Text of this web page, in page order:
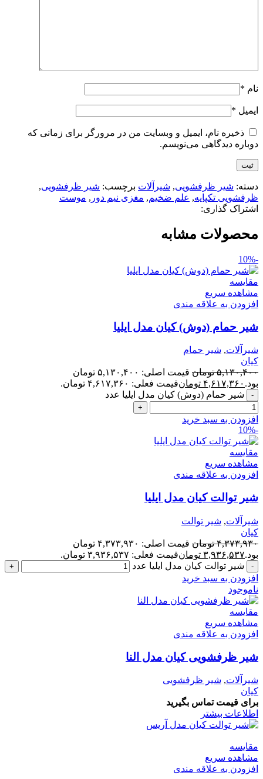
نام *
ایمیل *
ذخیره نام، ایمیل و وبسایت من در مرورگر برای زمانی که
دوباره دیدگاهی می‌نویسم.
دسته: شیر ظرفشویی, شیرآلات برچسب: شیر ظرفشویی,
ظرفشویی تکپایه, علم ضخیم, مغزی نیم دور , موست
اشتراک گذاری:
محصولات مشابه
-10%
مقایسه
مشاهده سریع
افزودن به علاقه مندی
شیر حمام (دوش) کیان مدل ایلیا
شیرآلات, شیر حمام
کیان
۵,۱۳۰,۴۰۰ تومان
قیمت اصلی: ۵,۱۳۰,۴۰۰ تومان
بود. ۴,۶۱۷,۳۶۰ تومانقیمت فعلی: ۴,۶۱۷,۳۶۰ تومان.
شیر حمام (دوش) کیان مدل ایلیا عدد
افزودن به سبد خرید
-10%
مقایسه
مشاهده سریع
افزودن به علاقه مندی
شیر توالت کیان مدل ایلیا
شیرآلات, شیر توالت
کیان
۴,۳۷۳,۹۳۰ تومان
قیمت اصلی: ۴,۳۷۳,۹۳۰ تومان
بود.۳,۹۳۶,۵۳۷ تومانقیمت فعلی: ۳,۹۳۶,۵۳۷ تومان.
شیر توالت کیان مدل ایلیا عدد
افزودن به سبد خرید
ناموجود
مقایسه
مشاهده سریع
افزودن به علاقه مندی
شیر ظرفشویی کیان مدل النا
شیرآلات, شیر ظرفشویی
کیان
برای قیمت تماس بگیرید
اطلاعات بیشتر
مقایسه
مشاهده سریع
افزودن به علاقه مندی